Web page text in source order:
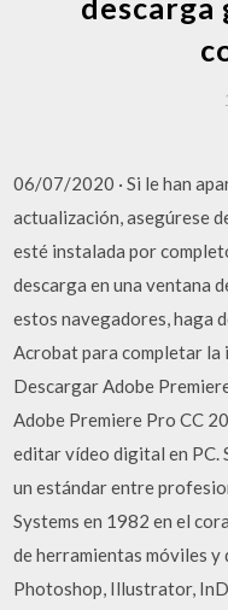
06/07/2020 · Si le han
actualización, asegúrese
esté instalada por
descarga en una ventana
estos navegadores, haga
Acrobat para completar
Descargar Adobe
Adobe Premiere Pro CC
editar vídeo digital en PC.
un estándar entre
Systems en 1982 en el
de herramientas móviles
Photoshop, Illustrator,